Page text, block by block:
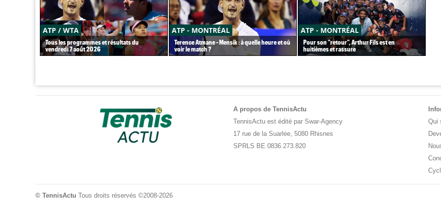
ATP / WTA
Tous les programmes et résultats du
vendredi 7 août 2026
ATP - MONTRÉAL
Terence Atmane - Mensik : à quelle heure et où
voir le match ?
ATP - MONTRÉAL
Pour son "retour", Arthur Fils est en
huitièmes et rassure
A propos de TennisActu
TennisActu est édité par Swar-Agency
17 rue de la Suarlée, 5080 Rhisnes
SPRLS BE 0836.273.820
Qui
© TennisActu Tous droits réservés ©2008-2026